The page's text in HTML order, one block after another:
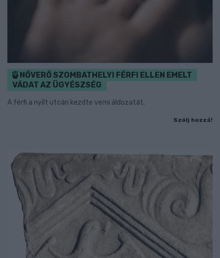
NŐVERŐ SZOMBATHELYI FÉRFI ELLEN EMELT
VÁDAT AZ ÜGYÉSZSÉG
A férfi a nyílt utcán kezdte verni áldozatát.
Szólj hozzá!